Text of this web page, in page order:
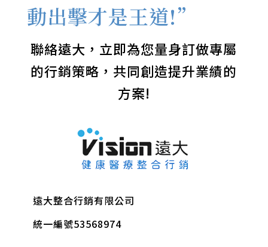
動出擊才是王道!”
聯絡遠大，立即為您量身訂做專屬
的行銷策略，共同創造提升業績的
方案!
遠大整合行銷有限公司
統一編號53568974